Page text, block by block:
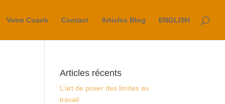
Votre Coach Contact Articles Blog ENGLISH
Articles récents
L’art de poser des limites au
travail